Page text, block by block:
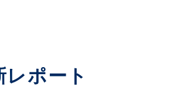
ポート